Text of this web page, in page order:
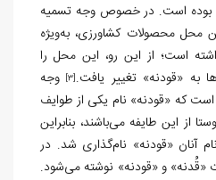
بوده است. در خصوص وجه تسمیه
محل محصولات کشاورزی، به‌ویژه
است؛ از این رو، این محل را
به «قودنه» تغییر یافت.[3]
وجه
که «قودنه» نام یکی از طوایف
از این طایفه می‌باشند، بنابراین
آنان «قودنه» نام‌گذاری شد. در
«قُدنه» و «قودنه» نوشته می‌شود.